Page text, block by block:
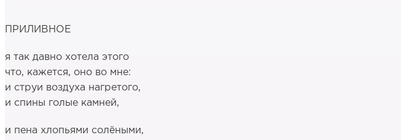
ПРИЛИВНОЕ
я так давно хотела этого
что, кажется, оно во мне:
и струи воздуха нагретого,
и спины голые камней,
и пена хлопьями солёными,